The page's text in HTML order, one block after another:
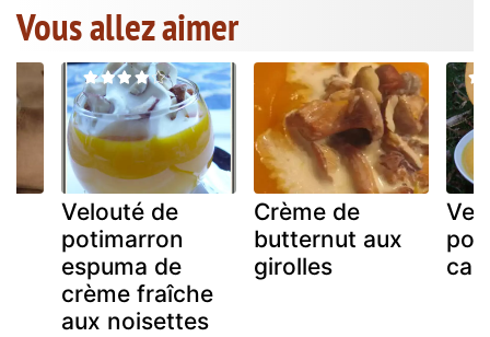
Vous allez aimer
Velouté de
potimarron
espuma de
crème fraîche
aux noisettes
Crème de
butternut aux
girolles